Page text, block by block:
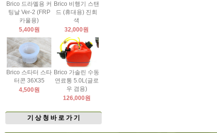
Brico 드라멜용 커
팅날 Ver-2 (FRP
카울용)
5,400원
Brico 비행기 스탠
드 (휴대용) 진회
색
32,000원
Brico 스타터 스타
터콘 36X35
4,500원
Brico 가솔린 수동
연료통 5.0L(글로
우 겸용)
126,000원
기 상 청 바 로 가 기